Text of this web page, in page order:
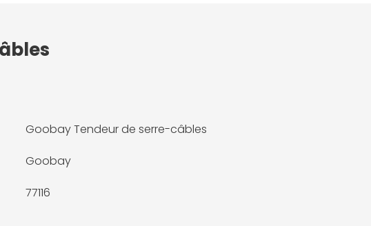
Goobay Tendeur de serre-câbles
Goobay
77116